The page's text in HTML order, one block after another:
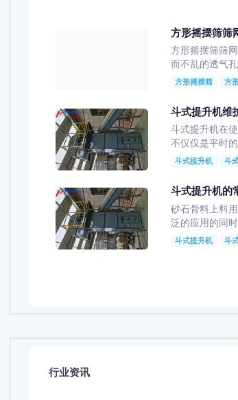
方形摇摆筛筛
方形摇摆筛筛网
而不乱的透气孔
方形摇摆筛 方
斗式提升机维
斗式提升机在使
不仅仅是平时的
斗式提升机 斗
斗式提升机的
砂石骨料上料用
泛的应用的同
斗式提升机 斗
行业资讯